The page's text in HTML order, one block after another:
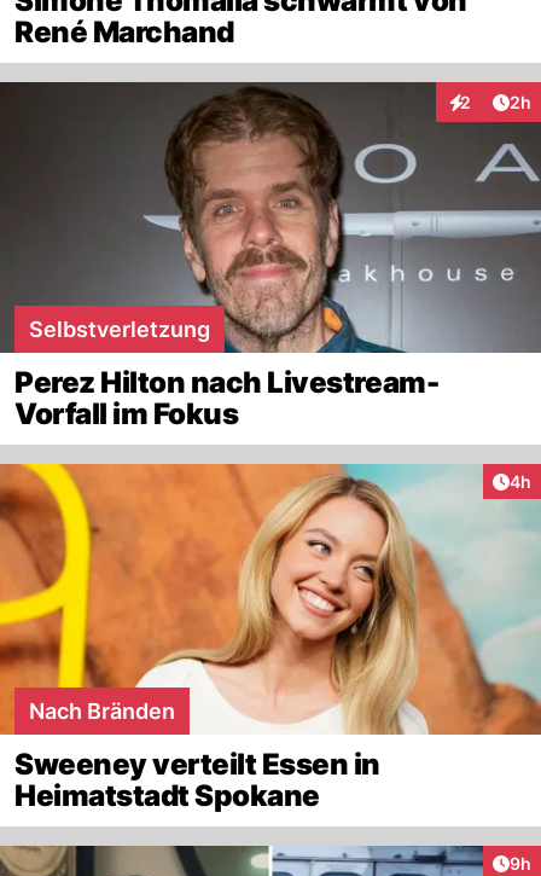
René Marchand
2 2h
Selbstverletzung
Perez Hilton nach Livestream-
Vorfall im Fokus
4h
Nach Bränden
Sweeney verteilt Essen in
Heimatstadt Spokane
9h